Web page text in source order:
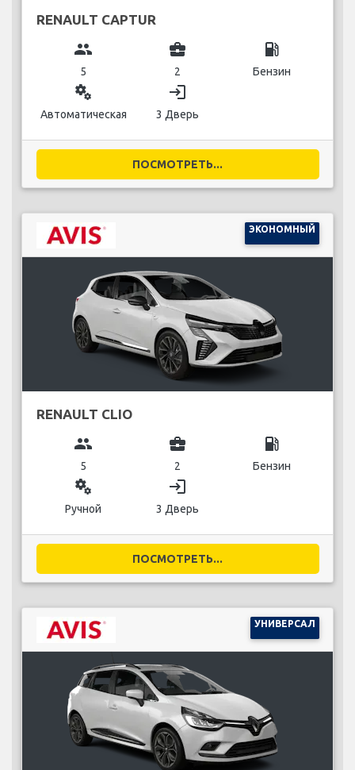
RENAULT CAPTUR
group
5
business_center
2
local_gas_station
Бензин
miscellaneous_services
Автоматическая
login
3 Дверь
ПОСМОТРЕТЬ...
ЭКОНОМНЫЙ
RENAULT CLIO
group
5
business_center
2
local_gas_station
Бензин
miscellaneous_services
Ручной
login
3 Дверь
ПОСМОТРЕТЬ...
УНИВЕРСАЛ